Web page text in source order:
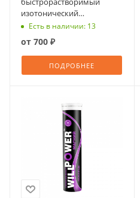
изотонический
ВИЛЛПАУЭР Моушен с
таблетки №14
Есть в наличии: 13
от 700 ₽
ПОДРОБНЕЕ